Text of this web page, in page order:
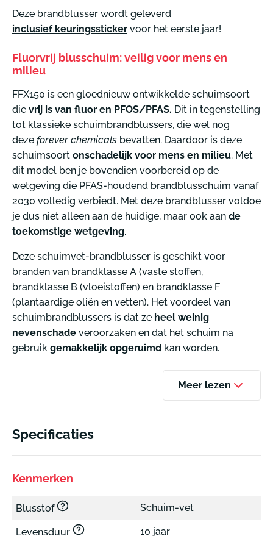
Deze brandblusser wordt geleverd
inclusief keuringssticker voor het eerste jaar!
Fluorvrij blusschuim: veilig voor mens en
milieu
FFX150 is een gloednieuw ontwikkelde schuimsoort
die vrij is van fluor en PFOS/PFAS. Dit in tegenstelling
tot klassieke schuimbrandblussers, die wel nog
deze forever chemicals bevatten. Daardoor is deze
schuimsoort onschadelijk voor mens en milieu. Met
dit model ben je bovendien voorbereid op de
wetgeving die PFAS-houdend brandblusschuim vanaf
2030 volledig verbiedt. Met deze brandblusser voldoe
je dus niet alleen aan de huidige, maar ook aan de
toekomstige wetgeving.
Deze schuimvet-brandblusser is geschikt voor
branden van brandklasse A (vaste stoffen,
brandklasse B (vloeistoffen) en brandklasse F
(plantaardige oliën en vetten). Het voordeel van
schuimbrandblussers is dat ze heel weinig
nevenschade veroorzaken en dat het schuim na
gebruik gemakkelijk opgeruimd kan worden.
Meer lezen
Specificaties
Kenmerken
Blusstof Schuim-vet
Levensduur 10 jaar